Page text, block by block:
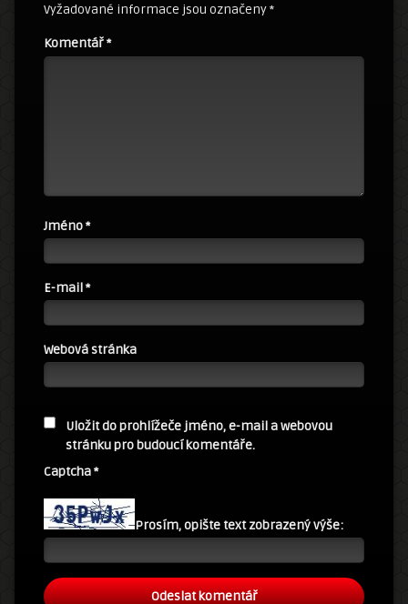
Vyžadované informace jsou označeny*
Komentář*
Jméno*
E-mail*
Webová stránka
Uložit do prohlížeče jméno, e-mail a webovou
stránku pro budoucí komentáře.
Captcha*
Prosím, opište text zobrazený výše: